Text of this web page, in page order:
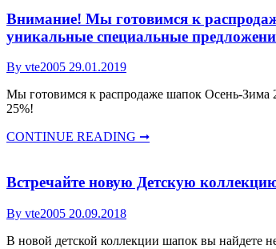
Внимание! Мы готовимся к
уникальные специальные
By vte2005 29.01.2019
Мы готовимся к распродаже шапок Осень-
25%!
CONTINUE READING ➞
Встречайте новую Детскую
By vte2005 20.09.2018
В новой детской коллекции шапок вы найдете